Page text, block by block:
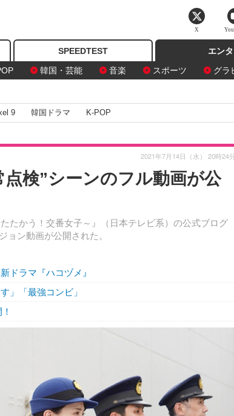
SPEEDTEST
エン
韓国・芸能 音楽 スポーツ グラ
9 韓国ドラマ K-POP
点検”シーンのフル動画が公
たかう！交番女子～』（日本テレビ系）の公式ブログ
ョン動画が公開された。
2021年7月14日（水） 20時24
ドラマ『ハコヅメ』
」「最強コンビ」
X